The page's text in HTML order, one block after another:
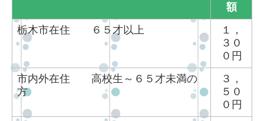
額
栃木市在住 ６５ 才以上
１，
３０
０円
市内外在住 高校生～６５才未満の
方
３，
５０
０円